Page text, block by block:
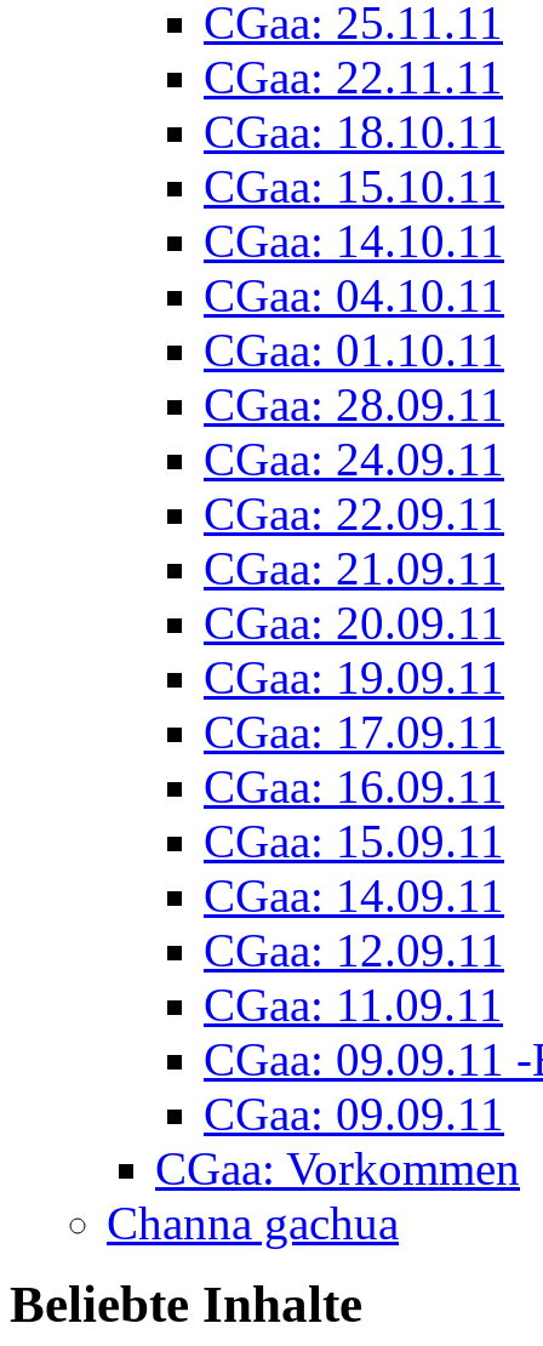
CGaa: 25.11.11
CGaa: 22.11.11
CGaa: 18.10.11
CGaa: 15.10.11
CGaa: 14.10.11
CGaa: 04.10.11
CGaa: 01.10.11
CGaa: 28.09.11
CGaa: 24.09.11
CGaa: 22.09.11
CGaa: 21.09.11
CGaa: 20.09.11
CGaa: 19.09.11
CGaa: 17.09.11
CGaa: 16.09.11
CGaa: 15.09.11
CGaa: 14.09.11
CGaa: 12.09.11
CGaa: 11.09.11
CGaa: 09.09.11
CGaa: 09.09.11
CGaa: Vorkommen
Channa gachua
Beliebte Inhalte